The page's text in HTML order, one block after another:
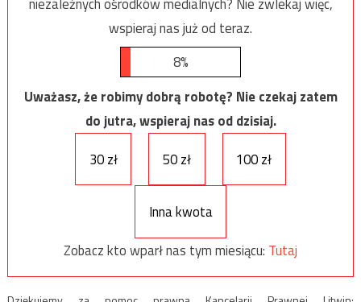
wspieraj nas już od teraz.
8%
Uważasz, że robimy dobrą robotę? Nie czekaj zatem
do jutra, wspieraj nas od dzisiaj.
30 zł
50 zł 100 zł
Inna kwota
Zobacz kto wparł nas tym miesiącu: Tutaj